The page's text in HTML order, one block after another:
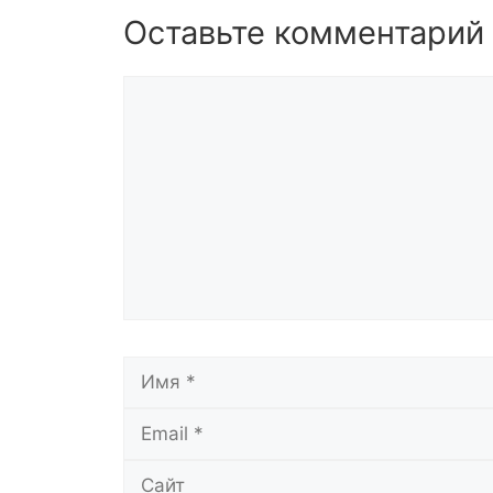
Оставьте комментарий